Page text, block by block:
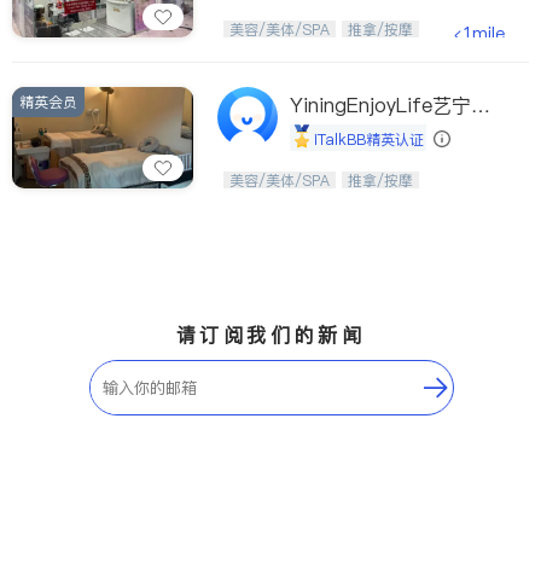
Etobicoke
Stouffville
Maple
Waterloo
Guelph
Burlington
Ajax
Port Perry
King
ON - Other Cities
美，从头开始；松弛，从艺美开始。
美容/美体/SPA 推拿/按摩 <1mile
精英会员
YiningEnjoyLife艺宁生
活馆iTalkBB精英认证
从头开始，焕醒生活之美。
美容/美体/SPA 推拿/按摩
请订阅我们的新闻